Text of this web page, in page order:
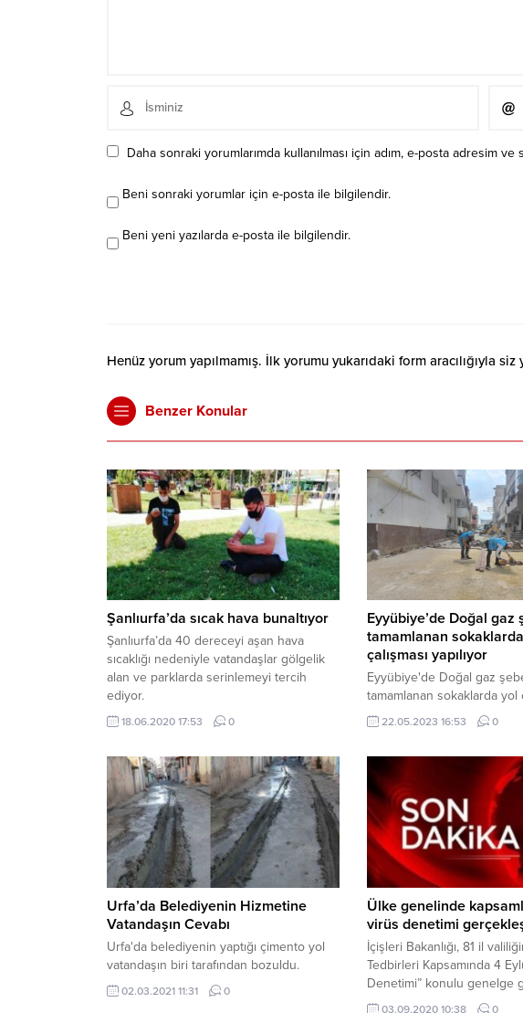
Daha sonraki yorumlarımda kullanılması için adım, e-posta adresim
Beni sonraki yorumlar için e-posta ile bilgilendir.
Beni yeni yazılarda e-posta ile bilgilendir.
Henüz yorum yapılmamış. İlk yorumu yukarıdaki form aracılığıyla
Benzer Konular
Şanlıurfa’da sıcak hava bunaltıyor
Şanlıurfa’da 40 dereceyi aşan hava
sıcaklığı nedeniyle vatandaşlar gölgelik
alan ve parklarda serinlemeyi tercih
ediyor.
18.06.2020 17:53 0
Eyyübiye’de Doğal gaz
tamamlanan
çalışması yapılıyor
Eyyübiye'de Doğal gaz
tamamlanan sokaklarda yol
yapılıyor
22.05.2023 16:53 0
Urfa’da Belediyenin Hizmetine
Vatandaşın Cevabı
Urfa'da belediyenin yaptığı çimento yol
vatandaşın biri tarafından bozuldu.
02.03.2021 11:31 0
Ülke genelinde
virüs denetimi
İçişleri Bakanlığı, 81 il
Tedbirleri Kapsamında 4
Denetimi” konulu genelge
Genelgede, korona virüs
03.09.2020 10:38 0